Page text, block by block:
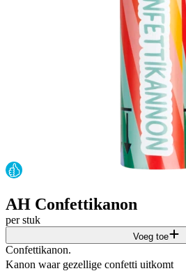
AH Confettikanon
per stuk
Voeg toe
Confettikanon.
Kanon waar gezellige confetti uitkomt